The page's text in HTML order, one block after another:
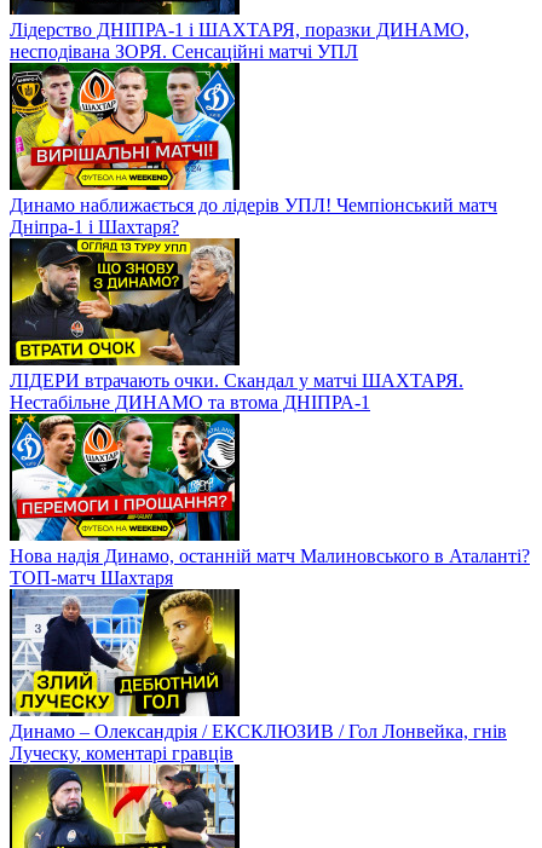
Лідерство ДНІПРА-1 і ШАХТАРЯ, поразки ДИНАМО,
несподівана ЗОРЯ. Сенсаційні матчі УПЛ
Динамо наближається до лідерів УПЛ! Чемпіонський матч
Дніпра-1 і Шахтаря?
ЛІДЕРИ втрачають очки. Скандал у матчі ШАХТАРЯ.
Нестабільне ДИНАМО та втома ДНІПРА-1
Нова надія Динамо, останній матч Малиновського в Аталанті?
ТОП-матч Шахтаря
Динамо – Олександрія / ЕКСКЛЮЗИВ / Гол Лонвейка, гнів
Луческу, коментарі гравців